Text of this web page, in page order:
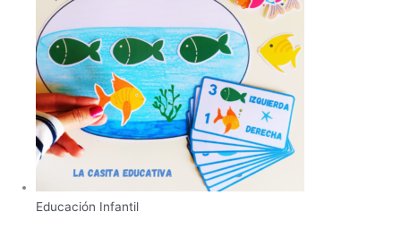
Educación Infantil